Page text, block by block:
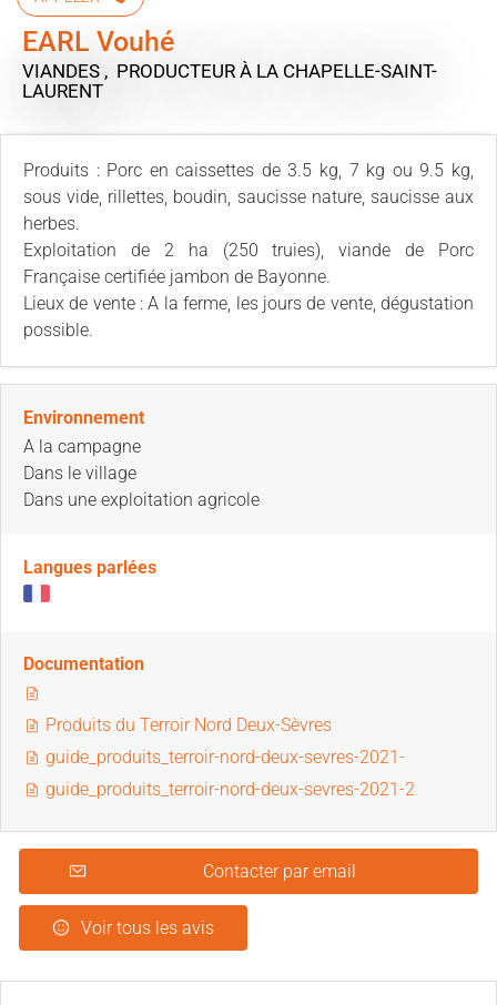
EARL Vouhé
VIANDES , PRODUCTEUR À LA CHAPELLE-SAINT-
LAURENT
Produits : Porc en caissettes de 3.5 kg, 7 kg ou 9.5 kg,
sous vide, rillettes, boudin, saucisse nature, saucisse aux
herbes.
Exploitation de 2 ha (250 truies), viande de Porc
Française certifiée jambon de Bayonne.
Lieux de vente : A la ferme, les jours de vente, dégustation
possible.
Environnement
A la campagne
Dans le village
Dans une exploitation agricole
Langues parlées
Documentation
Produits du Terroir Nord Deux-Sèvres
guide_produits_terroir-nord-deux-sevres-2021-
guide_produits_terroir-nord-deux-sevres-2021-2
Contacter par email
Voir tous les avis